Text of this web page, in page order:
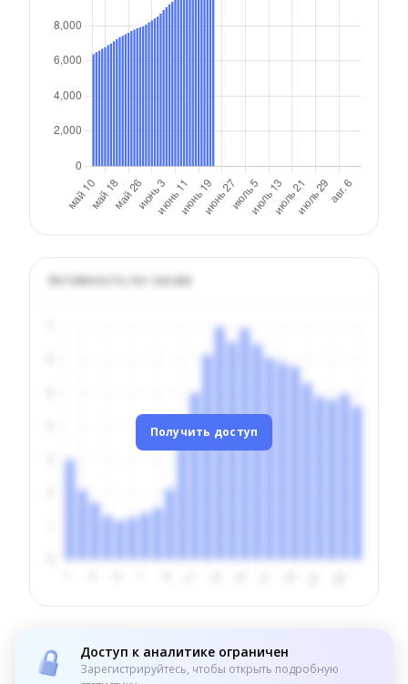
Активность по часам
Получить доступ
Доступ к аналитике ограничен
Зарегистрируйтесь, чтобы открыть подробную